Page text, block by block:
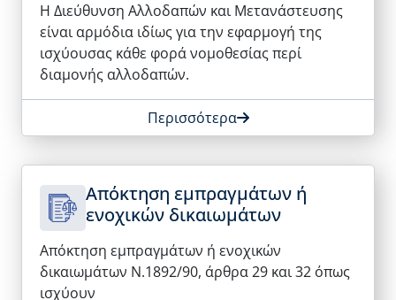
Η Διεύθυνση Αλλοδαπών και Μετανάστευσης
είναι αρμόδια ιδίως για την εφαρμογή της
ισχύουσας κάθε φορά νομοθεσίας περί
διαμονής αλλοδαπών.
Περισσότερα
Απόκτηση εμπραγμάτων ή
ενοχικών δικαιωμάτων
Απόκτηση εμπραγμάτων ή ενοχικών
δικαιωμάτων Ν.1892/90, άρθρα 29 και 32 όπως
ισχύουν